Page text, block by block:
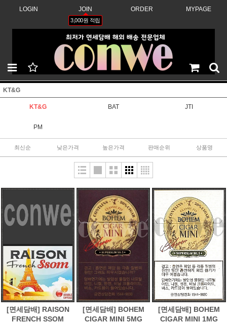
LOGIN JOIN
3,000원 적립
ORDER MYPAGE
KT&G
KT&G BAT JTI
PM
최신순 낮은가격 높은가격 판매순위 상품명
[면세담배] RAISON
FRENCH SSOM
[면세담배] BOHEM
CIGAR MINI 5MG
[면세담배] BOHEM
CIGAR MINI 1MG